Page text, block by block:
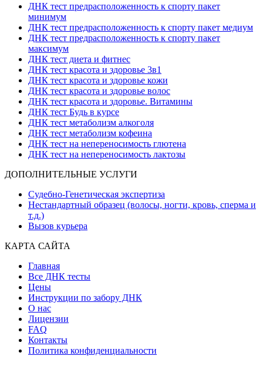
ДНК тест предрасположенность к спорту пакет
минимум
ДНК тест предрасположенность к спорту пакет медиум
ДНК тест предрасположенность к спорту пакет
максимум
ДНК тест диета и фитнес
ДНК тест красота и здоровье 3в1
ДНК тест красота и здоровье кожи
ДНК тест красота и здоровье волос
ДНК тест красота и здоровье. Витамины
ДНК тест Будь в курсе
ДНК тест метаболизм алкоголя
ДНК тест метаболизм кофеина
ДНК тест на непереносимость глютена
ДНК тест на непереносимость лактозы
ДОПОЛНИТЕЛЬНЫЕ УСЛУГИ
Судебно-Генетическая экспертиза
Нестандартный образец (волосы, ногти, кровь, сперма и
т.д.)
Вызов курьера
КАРТА САЙТА
Главная
Все ДНК тесты
Цены
Инструкции по забору ДНК
О нас
Лицензии
FAQ
Контакты
Политика конфиденциальности